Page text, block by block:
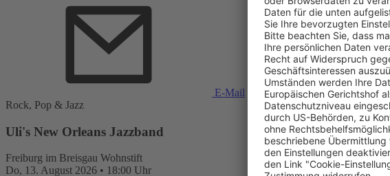
E-Mail
Rock, Pop & Jazz
Uli's New Orleans Jazzband
Freiburg im Breisgau Wohnstift
Do, 13. August 2026 • 18:00 Uhr